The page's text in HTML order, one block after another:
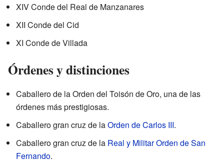
XIV Conde del Real de Manzanares
XII Conde del Cid
XI Conde de Villada
Órdenes y distinciones
Caballero de la Orden del Toisón de Oro, una de las
órdenes más prestigiosas.
Caballero gran cruz de laOrden de Carlos III.
Caballero gran cruz de la Real y Militar Orden de San
Fernando.